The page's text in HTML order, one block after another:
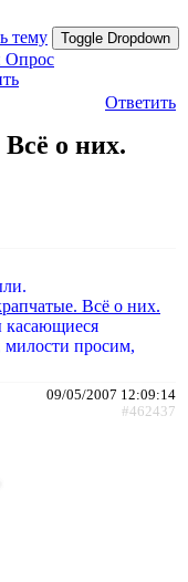
тему Toggle Dropdown
Ответить
о них.
Всё о них.
касающиеся
милости просим,
09/05/2007 12:09:14
#462437